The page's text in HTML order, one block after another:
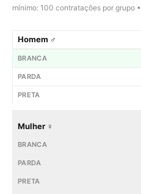
mínimo: 100 contratações por grupo
Homem ♂
Mulher ♀